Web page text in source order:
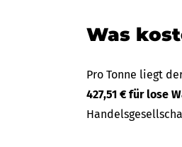
Was
Pro Tonne liegt
427,51 € für lose